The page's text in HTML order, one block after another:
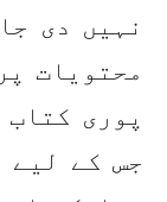
نہیں دی
محتویات
پوری
جس کے لیے